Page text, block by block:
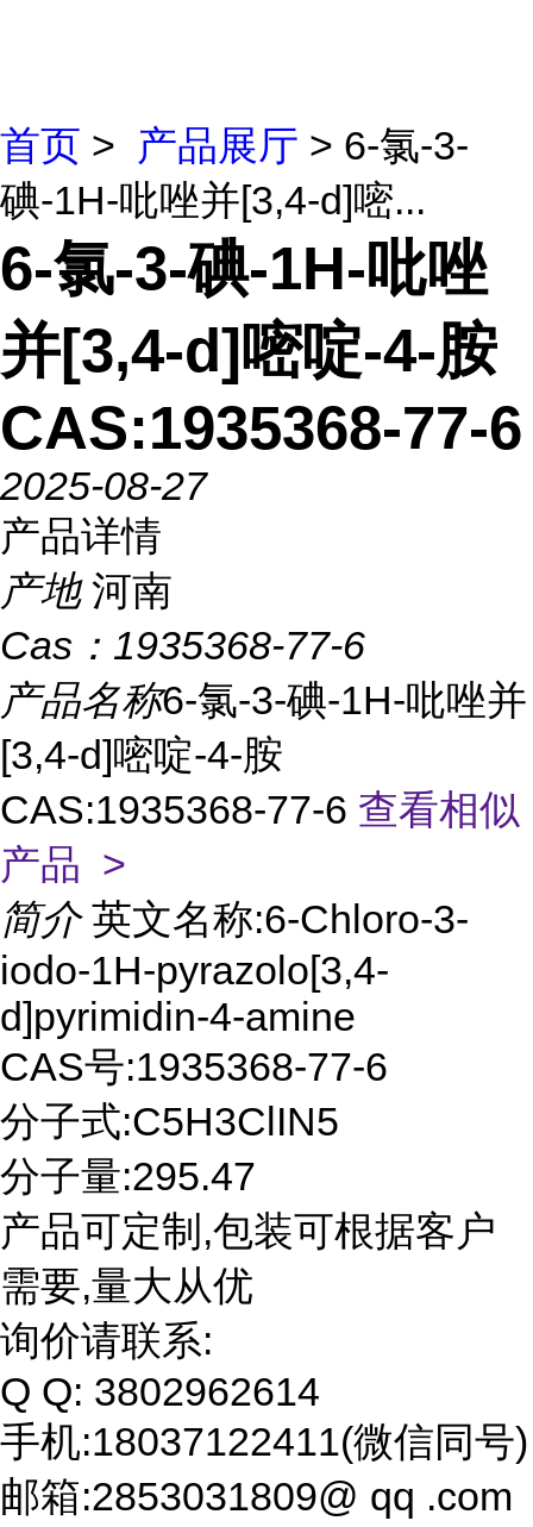
首页 > 产品展厅 > 6-氯-3-
碘-1H-吡唑并[3,4-d]嘧...
6-氯-3-碘-1H-吡唑
并[3,4-d]嘧啶-4-胺
CAS:1935368-77-6
2025-08-27
产品详情
产地 河南
Cas： 1935368-77-6
产品名称6-氯-3-碘-1H-吡唑并
[3,4-d]嘧啶-4-胺
CAS:1935368-77-6 查看相似
产品 >
简介 英文名称:6-Chloro-3-
iodo-1H-pyrazolo[3,4-
d]pyrimidin-4-amine
CAS号:1935368-77-6
分子式:C5H3ClIN5
分子量:295.47
产品可定制,包装可根据客户
需要,量大从优
询价请联系:
Q Q: 3802962614
手机:18037122411(微信同号)
邮箱:2853031809@ qq .com